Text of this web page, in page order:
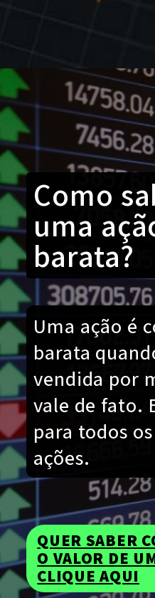
QUER SABER
O VALOR DE
CLIQUE AQUI
Uma ação é
barata
vendida por
vale de fato.
para todos
ações.
Como
uma
barata?